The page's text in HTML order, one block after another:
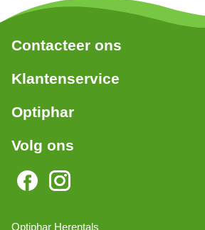
Contacteer ons
Klantenservice
Optiphar
Volg ons
Optiphar Herentals